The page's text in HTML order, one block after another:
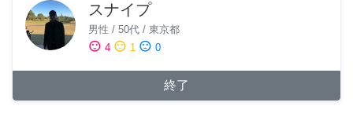
スナイプ
男性 / 50代 / 東京都
sentiment_satisfied 4 sentiment_neutral 1 sentiment_dissatisfied 0
終了